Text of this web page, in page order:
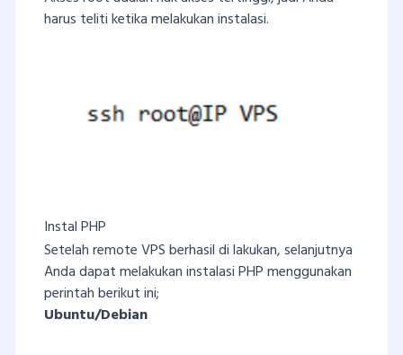
harus teliti ketika melakukan instalasi.
Instal PHP
Setelah remote VPS berhasil di lakukan, selanjutnya
Anda dapat melakukan instalasi PHP menggunakan
perintah berikut ini;
Ubuntu/Debian